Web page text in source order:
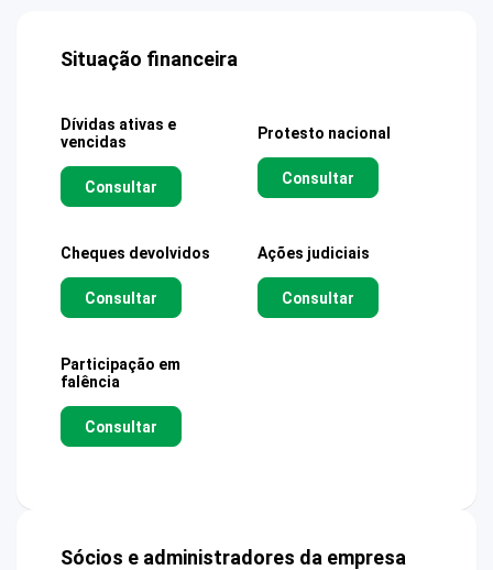
Situação financeira
Dívidas ativas e
vencidas
Consultar
Protesto nacional
Consultar
Cheques devolvidos
Consultar
Ações judiciais
Consultar
Participação em
falência
Consultar
Sócios e administradores da empresa